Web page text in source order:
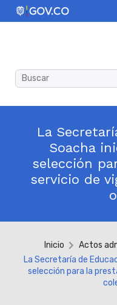
La
Soacha
selección
servicio de
Inicio
Actos
La Secretaría de
selección para la